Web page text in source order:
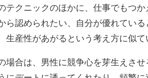
テクニックのほかに、仕事でもつ
ら認められたい、自分が優れてい
生産性があがるという考え方に似て
場合は、男性に競争心を芽生えさ